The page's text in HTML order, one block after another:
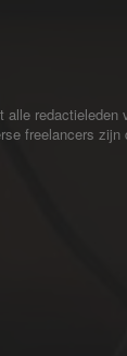
freelancers